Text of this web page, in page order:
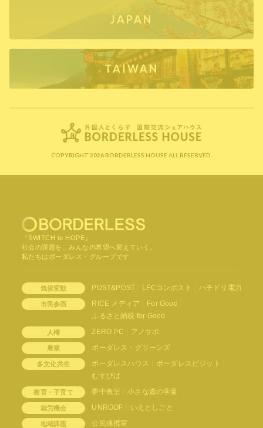
JAPAN
TAIWAN
COPYRIGHT 2026 BORDERLESS HOUSE ALL RESERVED.
『SWITCH to HOPE』
社会の課題を、みんなの希望へ変えていく。
私たちはボーダレス・グループです
気候変動 POST&POST LFCコンポスト ハチドリ電力
市民参画 RICE メディア
For Good
ふるさと納税 for Good
人権 ZERO PC アノサポ
農業 ボーダレス・グリーンズ
多文化共生 ボーダレスハウス
ボーダレスビジット
むすびば
教育・子育て 夢中教室 小さな森の学童
就労機会 UNROOF いえとしごと
地域課題 公民連携室